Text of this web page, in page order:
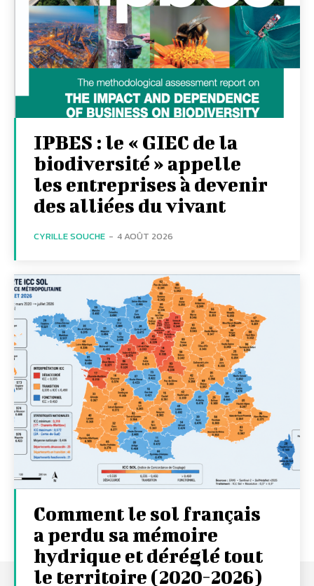
IPBES : le « GIEC de la
biodiversité » appelle
les entreprises à devenir
des alliées du vivant
CYRILLE SOUCHE - 4 AOÛT 2026
Comment le sol français
a perdu sa mémoire
hydrique et déréglé tout
le territoire (2020-2026)